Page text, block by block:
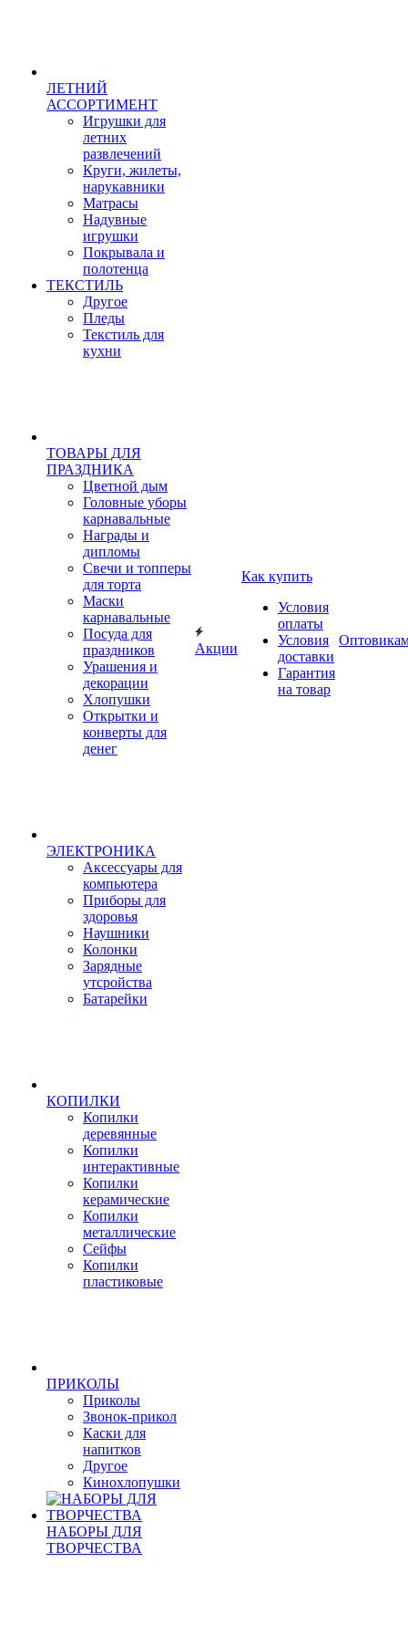
ЛЕТНИЙ
АССОРТИМЕНТ
Игрушки для
летних
развлечений
Круги, жилеты,
нарукавники
Матрасы
Надувные
игрушки
Покрывала и
полотенца
ТЕКСТИЛЬ
Другое
Пледы
Текстиль для
кухни
ТОВАРЫ ДЛЯ
ПРАЗДНИКА
Цветной дым
Головные уборы
карнавальные
Награды и
дипломы
Свечи и топперы
для торта
Маски
карнавальные
Посуда для
праздников
Урашения и
декорации
Хлопушки
Открытки и
конверты для
денег
ЭЛЕКТРОНИКА
Аксессуары для
компьютера
Приборы для
здоровья
Наушники
Колонки
Зарядные
утсройства
Батарейки
КОПИЛКИ
Копилки
деревянные
Копилки
интерактивные
Копилки
керамические
Копилки
металлические
Сейфы
Копилки
пластиковые
ПРИКОЛЫ
Приколы
Звонок-прикол
Каски для
напитков
Другое
Кинохлопушки
НАБОРЫ ДЛЯ
ТВОРЧЕСТВА
Акции
Как купить
Условия
оплаты
Условия
доставки
Гарантия
на товар